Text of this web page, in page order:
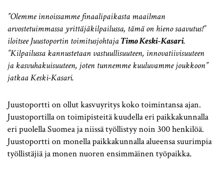
”Olemme innoissamme finaalipaikasta maailman
arvostetuimmassa yrittäjäkilpailussa, tämä on hieno saavutus!”
iloitsee Juustoportin toimitusjohtajaTimo Keski-Kasari.
”Kilpailussa kannustetaan vastuullisuuteen, innovatiivisuuteen
ja kasvuhakuisuuteen, joten tunnemme kuuluvamme joukkoon”
jatkaa Keski-Kasari.
Juustoportti on ollut kasvuyritys koko toimintansa ajan.
Juustoportilla on toimipisteitä kuudella eri paikkakunnalla
eri puolella Suomea ja niissä työllistyy noin 300 henkilöä.
Juustoportti on monella paikkakunnalla alueensa suurimpia
työllistäjiä ja monen nuoren ensimmäinen työpaikka.